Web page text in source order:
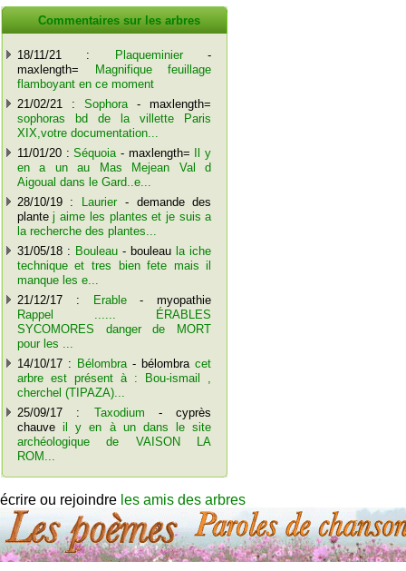
Commentaires sur les arbres
18/11/21 : Plaqueminier-
maxlength= Magnifique feuillage
flamboyant en ce moment
21/02/21 : Sophora - maxlength=
sophoras bd de la villette Paris
XIX,votre documentation...
11/01/20 :Séquoia - maxlength= Il y
en a un au Mas Mejean Val d
Aigoual dans le Gard..e...
28/10/19 : Laurier- demande des
plantej aime les plantes et je suis a
la recherche des plantes...
31/05/18 : Bouleau- bouleaula iche
technique et tres bien fete mais il
manque les e...
21/12/17 : Erable- myopathie
Rappel ...... ÉRABLES
SYCOMORES danger de MORT
pour les ...
14/10/17 : Bélombra- bélombracet
arbre est présent à : Bou-ismail ,
cherchel (TIPAZA)...
25/09/17 : Taxodium - cyprès
chauve il y en à un dans le site
archéologique de VAISON LA
ROM...
écrire ou rejoindre les amis des arbres